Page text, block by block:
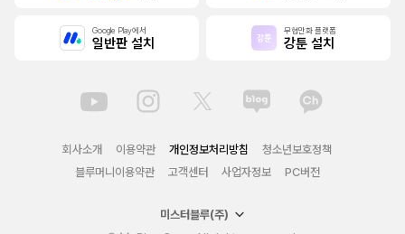
Google Play에서
일반판 설치
무협만화 플랫폼
강툰 설치
회사소개 이용약관 개인정보처리방침
청소년보호정책
블루머니이용약관
고객센터 사업자정보 PC버전
미스터블루(주)